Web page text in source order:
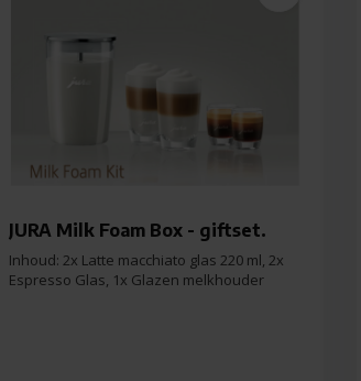
JURA Milk Foam Box - giftset.
Inhoud: 2x Latte macchiato glas 220 ml, 2x
Espresso Glas, 1x Glazen melkhouder